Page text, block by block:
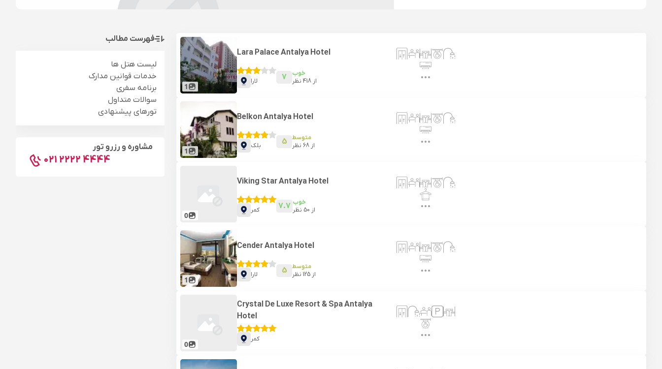
1
Lara Palace Antalya Hotel
لارا 7
خوب
از 418نظر
1
Belkon Antalya Hotel
بلک 5
متوسط
از 68 نظر
0
Viking Star Antalya Hotel
کمر 7.7 خوب
از 50 نظر
1
Cender Antalya Hotel
لارا 5
متوسط
از 125نظر
0
Crystal De Luxe Resort & Spa Antalya
Hotel
کمر
فهرست مطالب
لیست هتل ها
خدمات قوانین مدارک
برنامه سفری
سوالات متداول
تورهای پیشنهادی
مشاوره و رزرو تور
021 2222 4444